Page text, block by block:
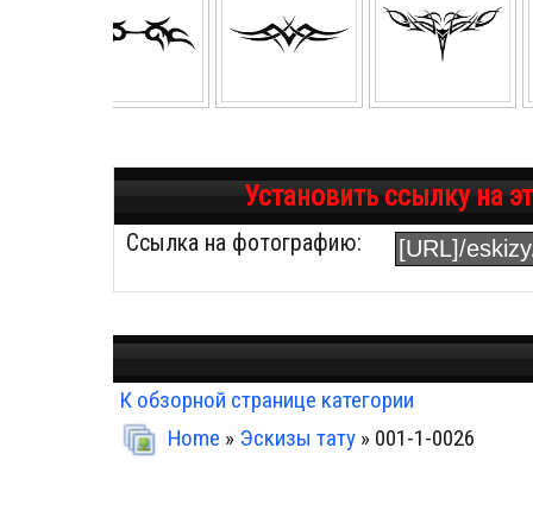
Установить ссылку на
Ссылка на фотографию:
К обзорной странице категории
Home » Эскизы тату » 001-1-0026